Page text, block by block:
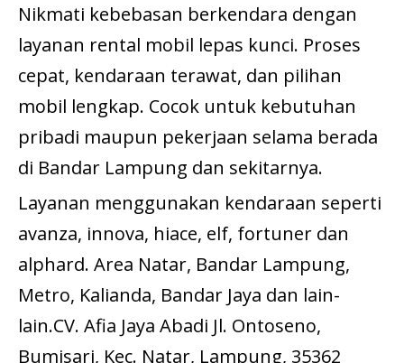
Nikmati kebebasan berkendara dengan
layanan rental mobil lepas kunci. Proses
cepat, kendaraan terawat, dan pilihan
mobil lengkap. Cocok untuk kebutuhan
pribadi maupun pekerjaan selama berada
di Bandar Lampung dan sekitarnya.
Layanan menggunakan kendaraan seperti
avanza, innova, hiace, elf, fortuner dan
alphard. Area Natar, Bandar Lampung,
Metro, Kalianda, Bandar Jaya dan lain-
lain.CV. Afia Jaya Abadi Jl. Ontoseno,
Bumisari, Kec. Natar, Lampung, 35362